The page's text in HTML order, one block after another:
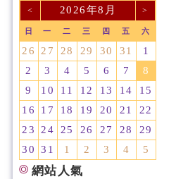
< 2026年8月 >
日 一 二 三 四 五 六
26 27 28 29 30 31
1
2
3 4 5 6 7
8
9
10 11 12 13 14
15
16
17 18 19 20 21
22
23
24 25 26 27 28
29
30
31 1 2 3 4 5
網站人氣